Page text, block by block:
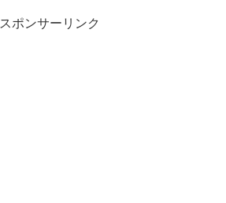
スポンサーリンク